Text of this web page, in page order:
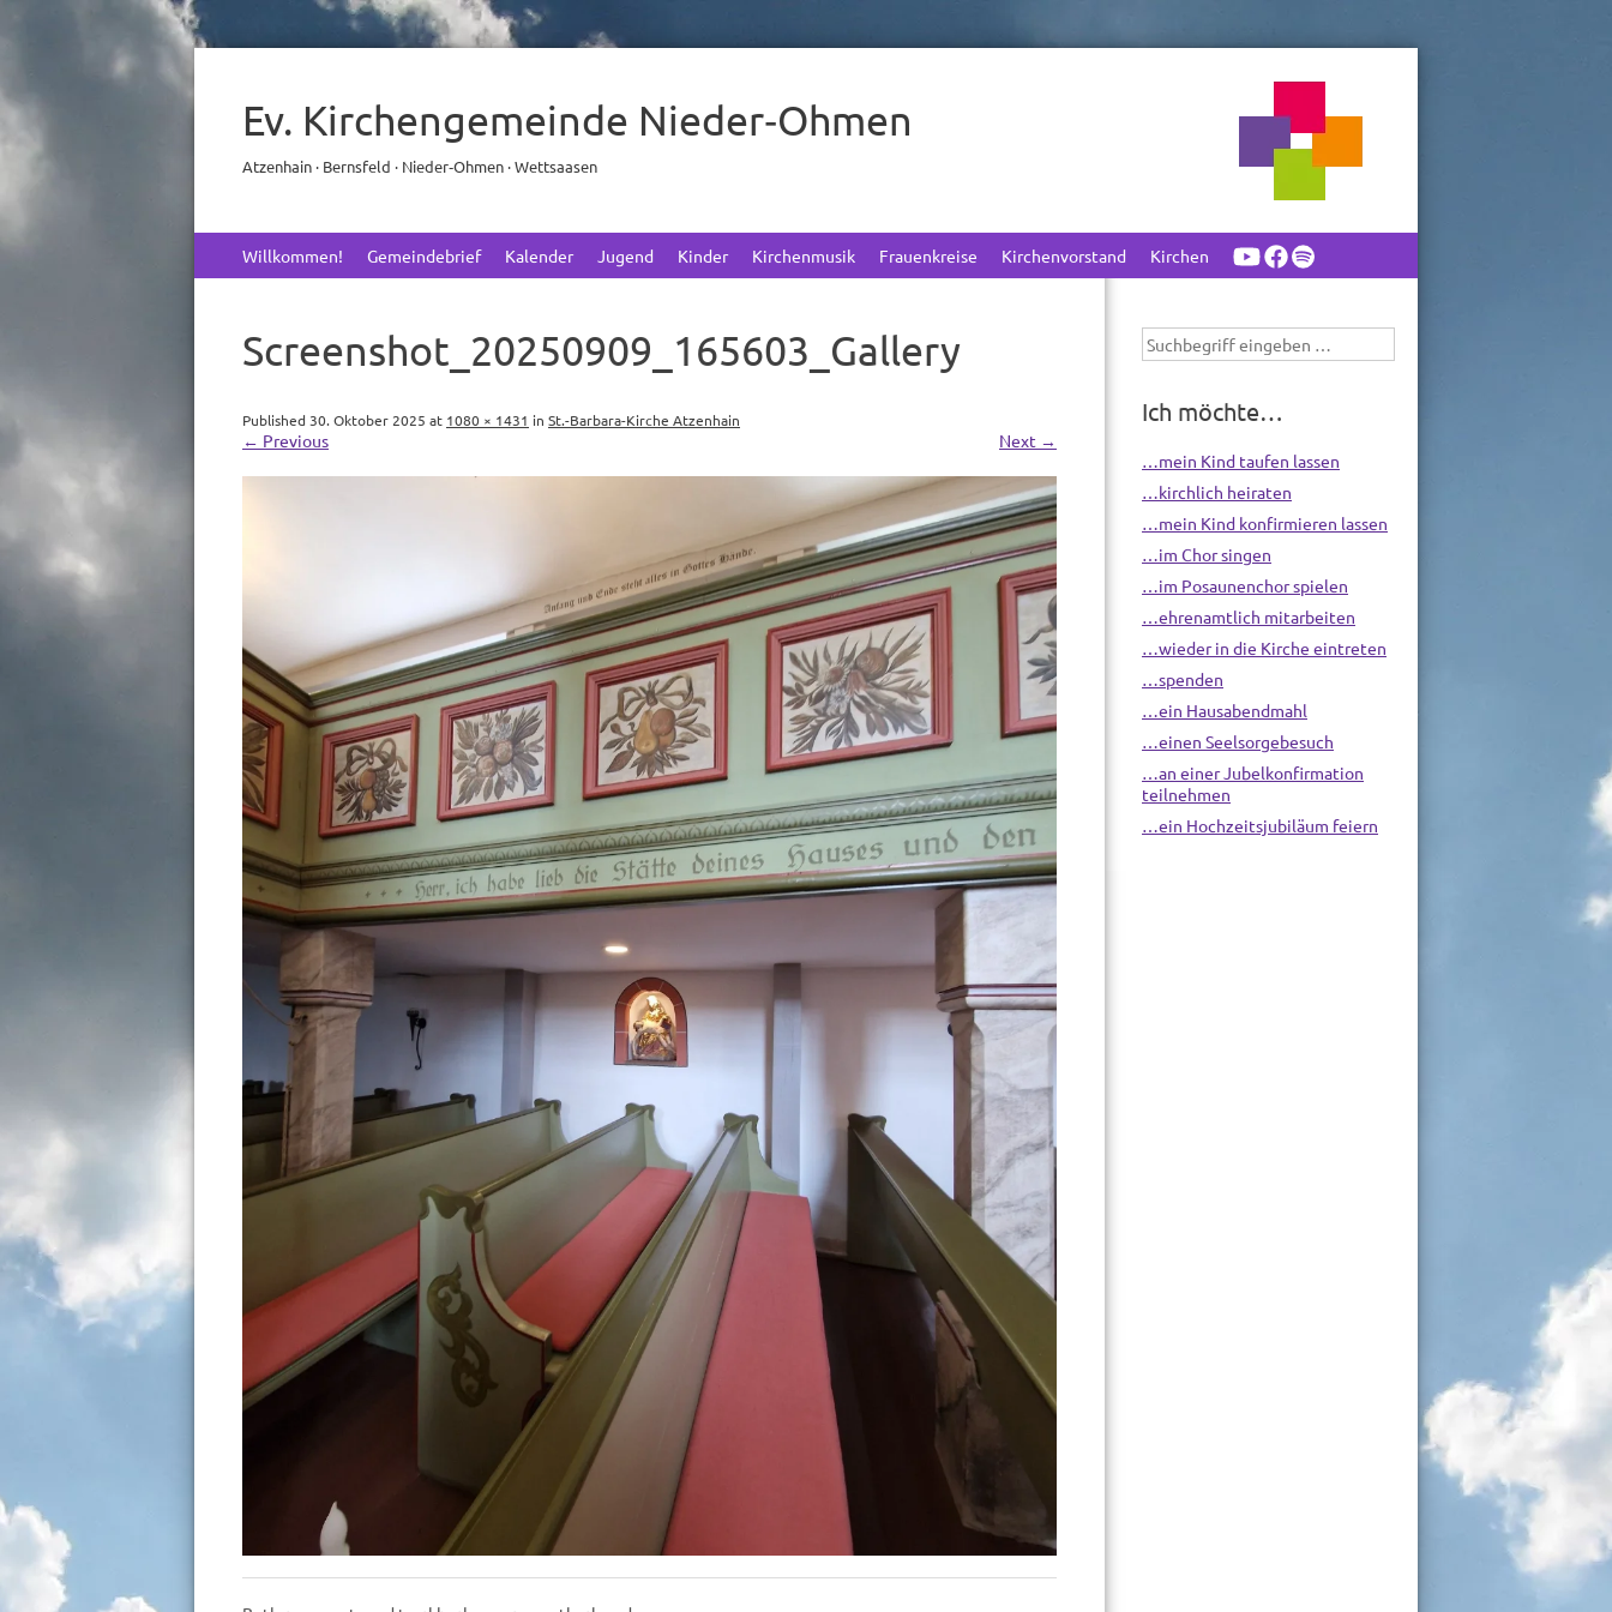
Ev. Kirchengemeinde Nieder‑Ohmen
Atzenhain · Bernsfeld · Nieder‑Ohmen · Wettsaasen
to
Willkommen! Gemeindebrief Kalender Jugend Kinder Kirchenmusik Frauenkreise Kirchenvorstand Kirchen
Screenshot_20250909_165603_Gallery
Published 30. Oktober 2025 at 1080 × 1431 in St.-Barbara-Kirche Atzenhain
← Previous Next →
Suchbegriff
eingeben
Ich möchte…
…mein Kind taufen lassen
…kirchlich heiraten
…mein Kind konfirmieren lassen
…im Chor singen
…im Posaunenchor spielen
…ehrenamtlich mitarbeiten
…wieder in die Kirche eintreten
…spenden
…ein Hausabendmahl
…einen Seelsorgebesuch
…an einer Jubelkonfirmation
teilnehmen
…ein Hochzeitsjubiläum feiern